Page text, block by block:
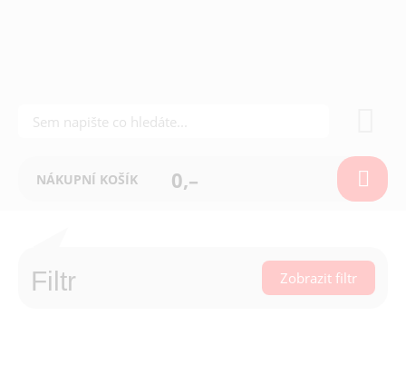
NÁKUPNÍ KOŠÍK 0,–
Filtr Zobrazit filtr